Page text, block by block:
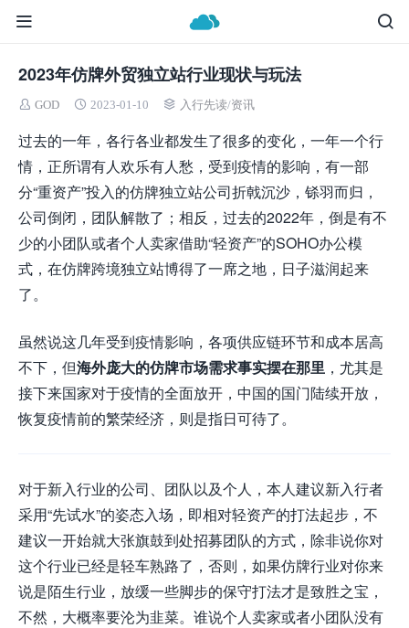
2023年仿牌外贸独立站行业现状与玩法
GOD 2023-01-10 入行先读/资讯
过去的一年，各行各业都发生了很多的变化，一年一个行
情，正所谓有人欢乐有人愁，受到疫情的影响，有一部
分“重资产”投入的仿牌独立站公司折戟沉沙，铩羽而归，
公司倒闭，团队解散了；相反，过去的2022年，倒是有不
少的小团队或者个人卖家借助“轻资产”的SOHO办公模
式，在仿牌跨境独立站博得了一席之地，日子滋润起来
了。
虽然说这几年受到疫情影响，各项供应链环节和成本居高
不下，但海外庞大的仿牌市场需求事实摆在那里 ，尤其是
接下来国家对于疫情的全面放开，中国的国门陆续开放，
恢复疫情前的繁荣经济，则是指日可待了。
对于新入行业的公司、团队以及个人，本人建议新入行者
采用“先试水”的姿态入场，即相对轻资产的打法起步，不
建议一开始就大张旗鼓到处招募团队的方式，除非说你对
这个行业已经是轻车熟路了，否则，如果仿牌行业对你来
说是陌生行业，放缓一些脚步的保守打法才是致胜之宝，
不然，大概率要沦为韭菜。谁说个人卖家或者小团队没有